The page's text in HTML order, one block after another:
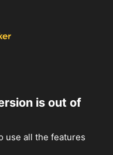
is out of
use all the features